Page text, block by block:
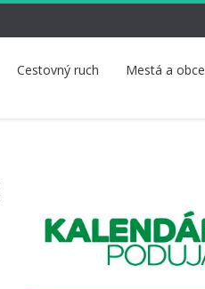
Cestovný ruch Mestá a obce